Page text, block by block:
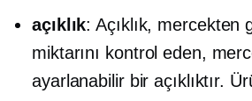
açıklık: Açıklık, mercekten
miktarını kontrol eden,
ayarlanabilir bir açıklıktır.